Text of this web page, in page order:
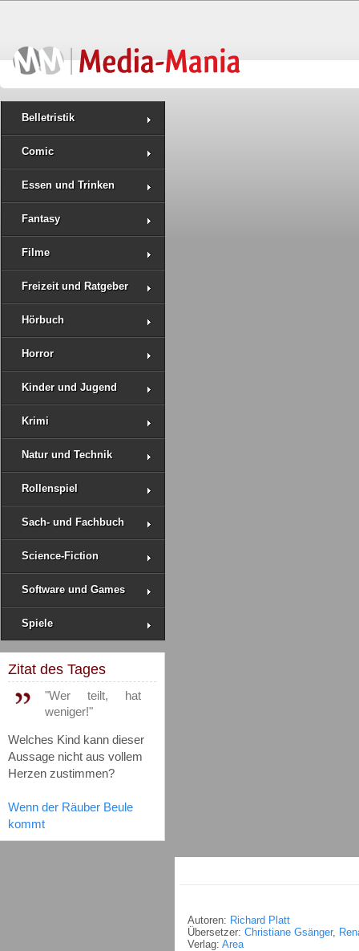
Belletristik
Comic
Essen und Trinken
Fantasy
Filme
Freizeit und Ratgeber
Hörbuch
Horror
Kinder und Jugend
Krimi
Natur und Technik
Rollenspiel
Sach- und Fachbuch
Science-Fiction
Software und Games
Spiele
Zitat des Tages
"Wer teilt, hat
weniger!"
Welches Kind kann dieser
Aussage nicht aus vollem
Herzen zustimmen?
Wenn der Räuber Beule
kommt
Autoren: Richard Platt
Übersetzer: Christiane Gsänger,
Verlag: Area